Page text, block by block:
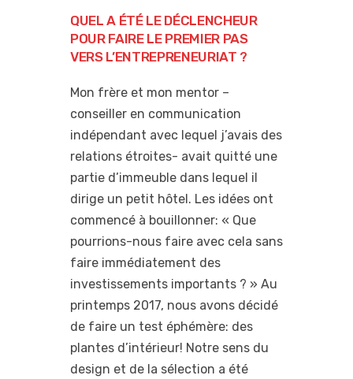
QUEL A ÉTÉ LE DÉCLENCHEUR
POUR FAIRE LE PREMIER PAS
VERS L’ENTREPRENEURIAT ?
Mon frère et mon mentor –
conseiller en communication
indépendant avec lequel j’avais des
relations étroites- avait quitté une
partie d’immeuble dans lequel il
dirige un petit hôtel. Les idées ont
commencé à bouillonner: « Que
pourrions-nous faire avec cela sans
faire immédiatement des
investissements importants ? » Au
printemps 2017, nous avons décidé
de faire un test éphémère: des
plantes d’intérieur! Notre sens du
design et de la sélection a été